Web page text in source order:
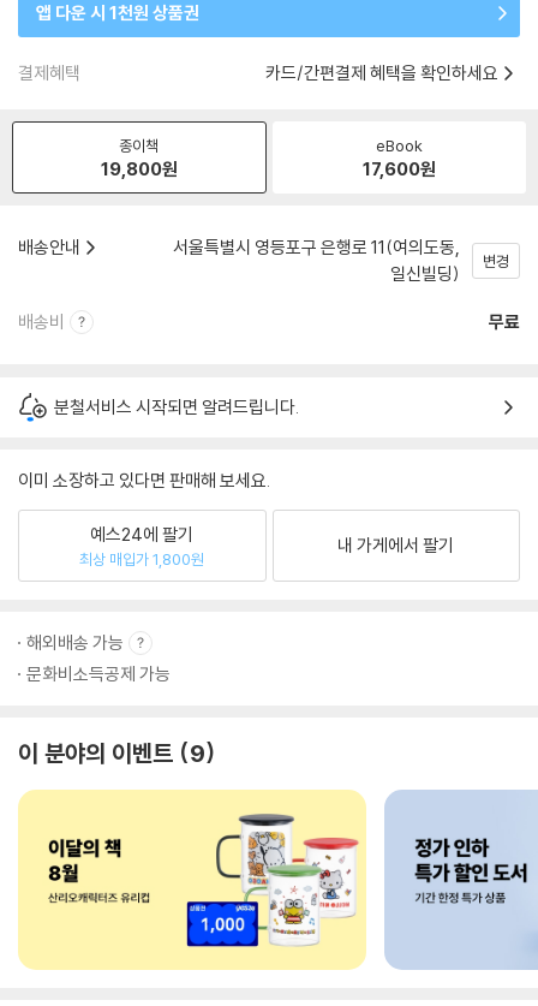
앱 다운 시 1천원 상품권
결제혜택 카드/간편결제 혜택을 확인하세요
종이책
19,800원
eBook
17,600원
배송안내
서울특별시 영등포구 은행로 11(여의도동,
일신빌딩)
변경
배송비 무료
분철서비스 시작되면 알려드립니다.
이미 소장하고 있다면 판매해 보세요.
예스24에 팔기
최상 매입가 1,800원
내 가게에서 팔기
해외배송 가능
문화비소득공제 가능
이 분야의 이벤트 9